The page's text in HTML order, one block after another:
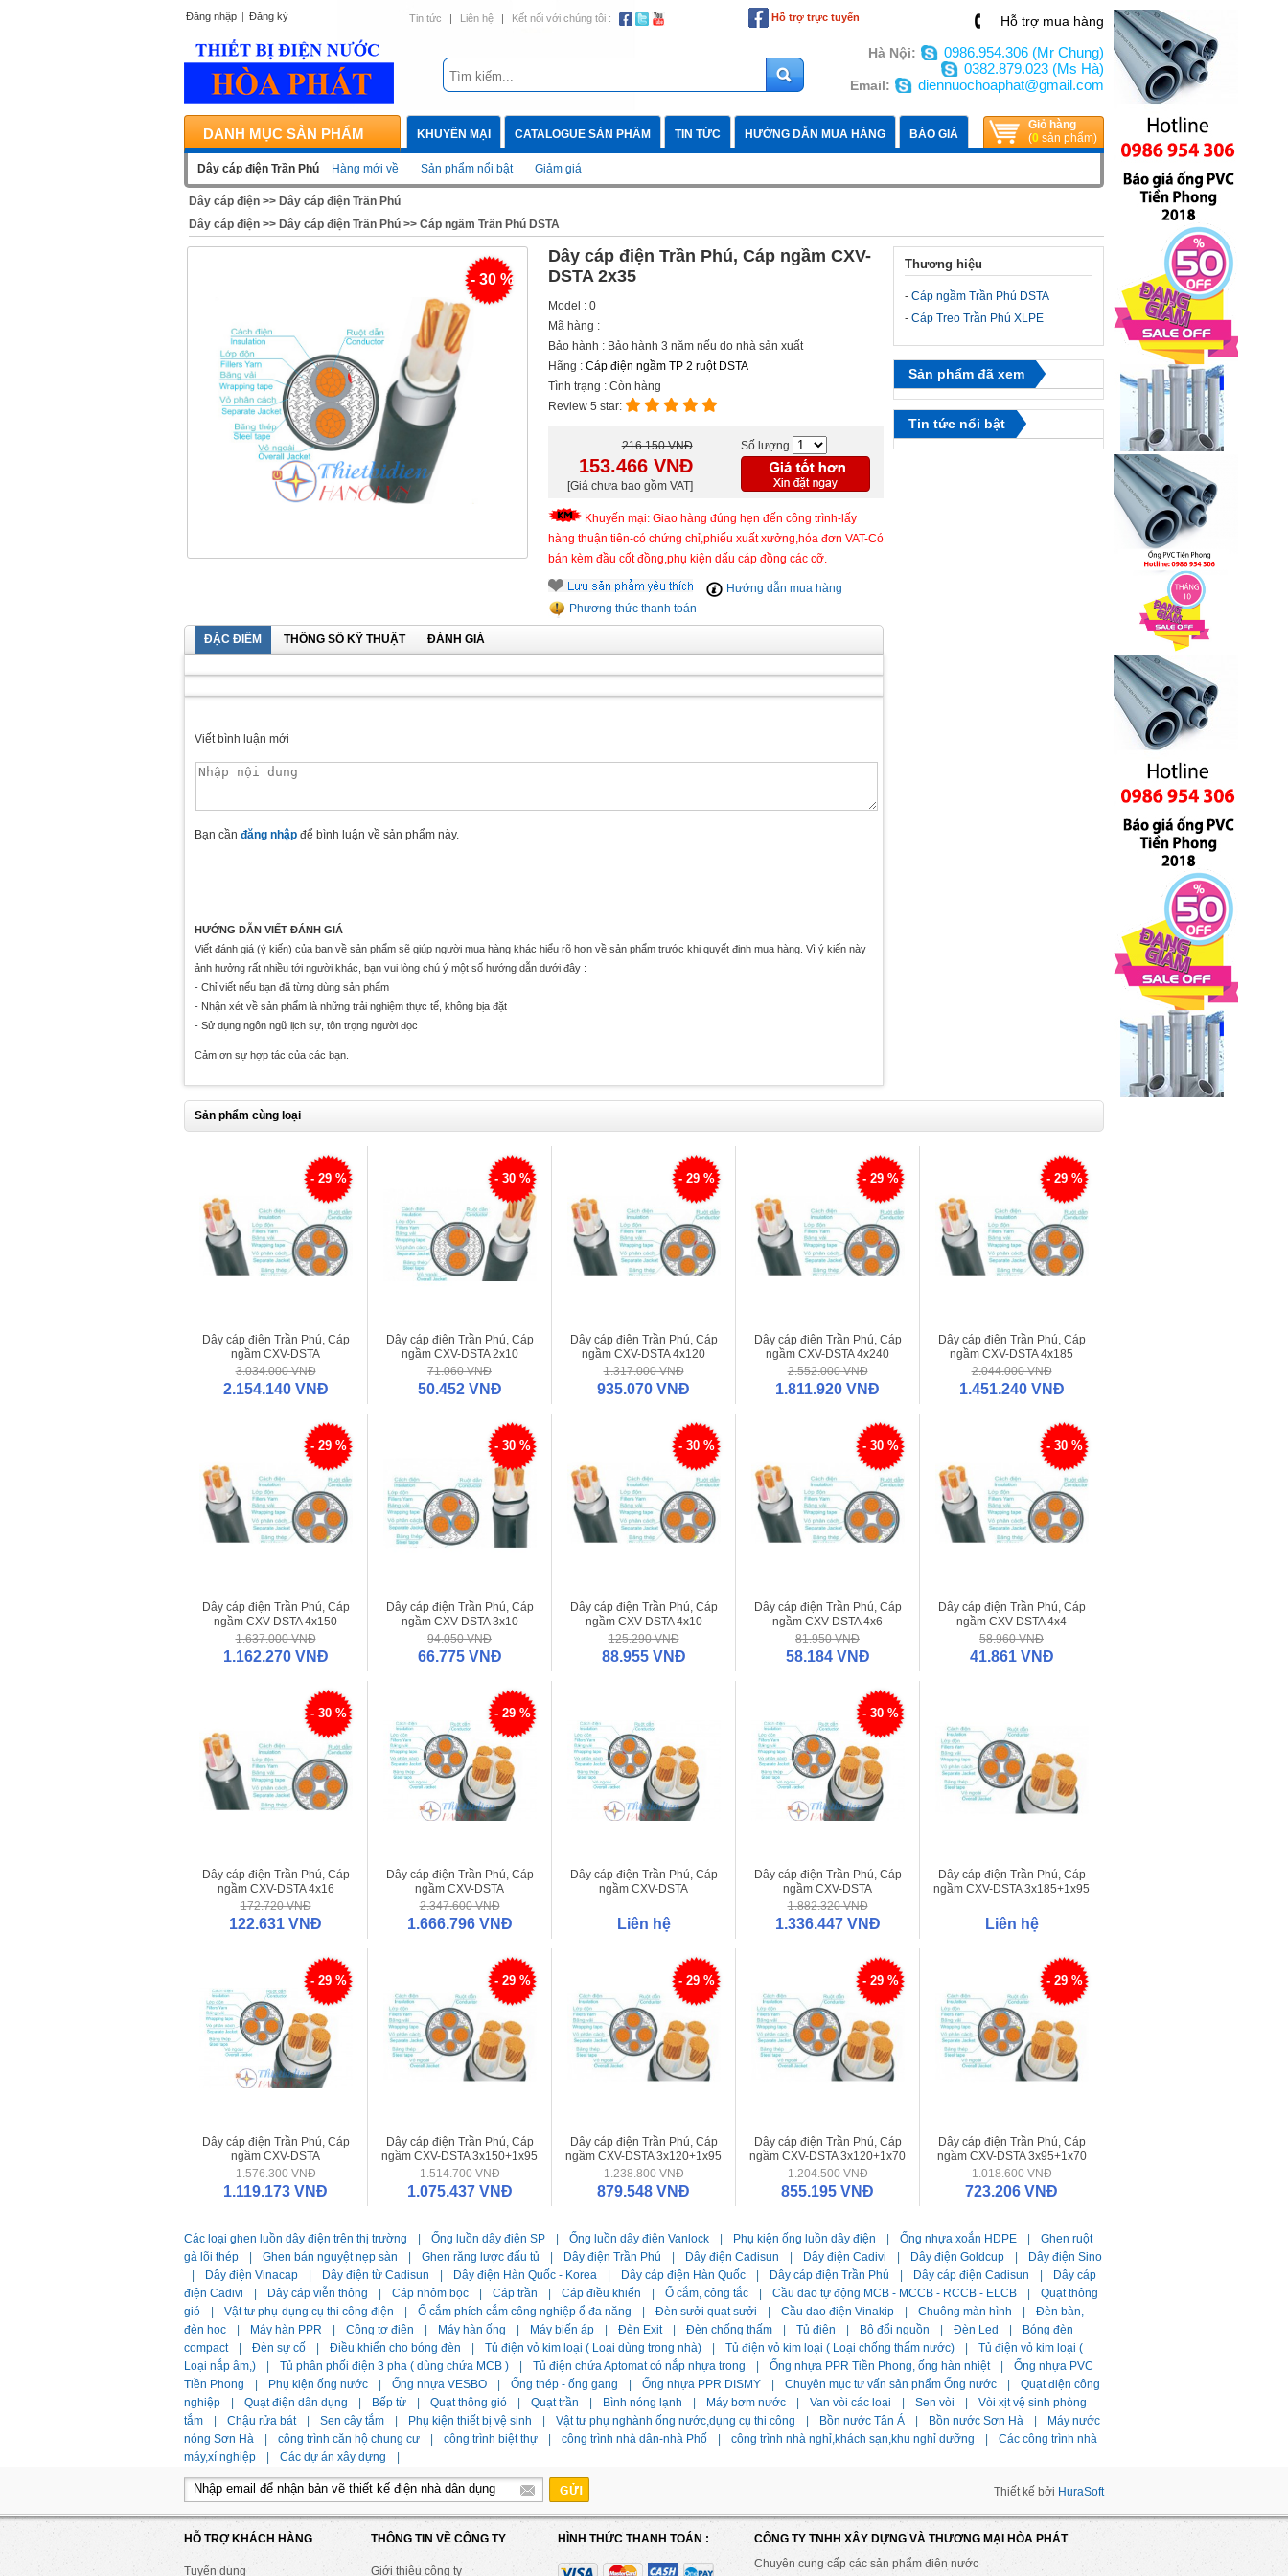
Đăng nhập | Đăng ký Tin tức | Liên hệ | Kết nối với chúng tôi : Hỗ trợ mua hàng
Hà Nội:
0986.954.306 (Mr Chung)
0382.879.023 (Ms Hà)
Email: diennuochoaphat@gmail.com
Hỗ trợ trực tuyến
DANH MỤC SẢN PHẨM KHUYẾN MẠI CATALOGUE SẢN PHẨM TIN TỨC HƯỚNG DẪN MUA HÀNG BÁO GIÁ
Giỏ hàng
(0 sản phẩm)
Dây cáp điện Trần Phú Hàng mới về Sản phẩm nổi bật Giảm giá
Dây cáp điện >> Dây cáp điện Trần Phú
Dây cáp điện >> Dây cáp điện Trần Phú >> Cáp ngầm Trần Phú DSTA
- 30 %
Dây cáp điện Trần Phú, Cáp ngầm CXV-
DSTA 2x35
Model : 0
Mã hàng :
Bảo hành : Bảo hành 3 năm nếu do nhà sản xuất
Hãng : Cáp điện ngầm TP 2 ruột DSTA
Tình trạng : Còn hàng
Review 5 star:
216.150 VNĐ
153.466 VNĐ
[Giá chưa bao gồm VAT]
Số lượng
Khuyến mại: Giao hàng đúng hẹn đến công trình-lấy
hàng thuận tiên-có chứng chỉ,phiếu xuất xưởng,hóa đơn VAT-Có
bán kèm đầu cốt đồng,phụ kiện dấu cáp đồng các cỡ.
Hướng dẫn mua hàng
Phương thức thanh toán
ĐẶC ĐIỂM THÔNG SỐ KỸ THUẬT ĐÁNH GIÁ
Viết bình luận mới
Bạn cần đăng nhập để bình luận về sản phẩm này.
HƯỚNG DẪN VIẾT ĐÁNH GIÁ
Viết đánh giá (ý kiến) của bạn về sản phẩm sẽ giúp người mua hàng khác hiểu rõ hơn về sản phẩm trước khi quyết định mua hàng. Vì ý kiến này
ảnh hưởng rất nhiều tới người khác, bạn vui lòng chú ý một số hướng dẫn dưới đây :
- Chỉ viết nếu bạn đã từng dùng sản phẩm
- Nhận xét về sản phẩm là những trải nghiệm thực tế, không bịa đặt
- Sử dụng ngôn ngữ lịch sự, tôn trọng người đọc
Cảm ơn sự hợp tác của các bạn.
Thương hiệu
- Cáp ngầm Trần Phú DSTA
- Cáp Treo Trần Phú XLPE
Sản phẩm đã xem
Tin tức nổi bật
Sản phẩm cùng loại
- 29 %
Dây cáp điện Trần Phú, Cáp
ngầm CXV-DSTA
3x300+1x185
3.034.000 VNĐ
2.154.140 VNĐ
- 30 %
Dây cáp điện Trần Phú, Cáp
ngầm CXV-DSTA 2x10
71.060 VNĐ
50.452 VNĐ
- 29 %
Dây cáp điện Trần Phú, Cáp
ngầm CXV-DSTA 4x120
1.317.000 VNĐ
935.070 VNĐ
- 29 %
Dây cáp điện Trần Phú, Cáp
ngầm CXV-DSTA 4x240
2.552.000 VNĐ
1.811.920 VNĐ
- 29 %
Dây cáp điện Trần Phú, Cáp
ngầm CXV-DSTA 4x185
2.044.000 VNĐ
1.451.240 VNĐ
- 29 %
Dây cáp điện Trần Phú, Cáp
ngầm CXV-DSTA 4x150
1.637.000 VNĐ
1.162.270 VNĐ
- 30 %
Dây cáp điện Trần Phú, Cáp
ngầm CXV-DSTA 3x10
94.050 VNĐ
66.775 VNĐ
- 30 %
Dây cáp điện Trần Phú, Cáp
ngầm CXV-DSTA 4x10
125.290 VNĐ
88.955 VNĐ
- 30 %
Dây cáp điện Trần Phú, Cáp
ngầm CXV-DSTA 4x6
81.950 VNĐ
58.184 VNĐ
- 30 %
Dây cáp điện Trần Phú, Cáp
ngầm CXV-DSTA 4x4
58.960 VNĐ
41.861 VNĐ
- 30 %
Dây cáp điện Trần Phú, Cáp
ngầm CXV-DSTA 4x16
172.720 VNĐ
122.631 VNĐ
- 29 %
Dây cáp điện Trần Phú, Cáp
ngầm CXV-DSTA
3x240+1x150
2.347.600 VNĐ
1.666.796 VNĐ
Dây cáp điện Trần Phú, Cáp
ngầm CXV-DSTA
Liên hệ
- 30 %
Dây cáp điện Trần Phú, Cáp
ngầm CXV-DSTA
3x185+1x120
1.882.320 VNĐ
1.336.447 VNĐ
Dây cáp điện Trần Phú, Cáp
ngầm CXV-DSTA 3x185+1x95
Liên hệ
- 29 %
Dây cáp điện Trần Phú, Cáp
ngầm CXV-DSTA
3x150+1x120
1.576.300 VNĐ
1.119.173 VNĐ
- 29 %
Dây cáp điện Trần Phú, Cáp
ngầm CXV-DSTA 3x150+1x95
1.514.700 VNĐ
1.075.437 VNĐ
- 29 %
Dây cáp điện Trần Phú, Cáp
ngầm CXV-DSTA 3x120+1x95
1.238.800 VNĐ
879.548 VNĐ
- 29 %
Dây cáp điện Trần Phú, Cáp
ngầm CXV-DSTA 3x120+1x70
1.204.500 VNĐ
855.195 VNĐ
- 29 %
Dây cáp điện Trần Phú, Cáp
ngầm CXV-DSTA 3x95+1x70
1.018.600 VNĐ
723.206 VNĐ
Các loại ghen luồn dây điện trên thị trường Ống luồn dây điện SP Ống luồn dây điện Vanlock Phụ kiện ống luồn dây điện Ống nhựa xoắn HDPE
Ghen ruột
gà lõi thép
Ghen bán nguyệt nẹp sàn Ghen răng lược đấu tủ Dây điện Trần Phú Dây điện Cadisun Dây điện Cadivi Dây điện Goldcup
Dây điện Sino
Dây điện Vinacap Dây điện từ Cadisun Dây điện Hàn Quốc - Korea Dây cáp điện Hàn Quốc Dây cáp điện Trần Phú Dây cáp điện Cadisun
Dây cáp
điện Cadivi
Dây cáp viễn thông Cáp nhôm bọc Cáp trần Cáp điều khiển Ổ cắm, công tắc Cầu dao tự động MCB - MCCB - RCCB - ELCB
Quạt thông
gió
Vật tư phụ-dụng cụ thi công điện Ổ cắm phích cắm công nghiệp ổ đa năng Đèn sưởi quạt sưởi Cầu dao điện Vinakip Chuông màn hình
Đèn bàn,
đèn học
Máy hàn PPR Công tơ điện Máy hàn ống Máy biến áp Đèn Exit Đèn chống thấm Tủ điện Bộ đổi nguồn Đèn Led
Bóng đèn
compact
Đèn sự cố Điều khiển cho bóng đèn Tủ điện vỏ kim loại ( Loại dùng trong nhà) Tủ điện vỏ kim loại ( Loại chống thấm nước)
Tủ điện vỏ kim loại (
Loại nắp âm,)
Tủ phân phối điện 3 pha ( dùng chứa MCB ) Tủ điện chứa Aptomat có nắp nhựa trong Ống nhựa PPR Tiền Phong, ống hàn nhiệt
Ống nhựa PVC
Tiền Phong
Phụ kiện ống nước Ống nhựa VESBO Ống thép - ống gang Ống nhựa PPR DISMY Chuyên mục tư vấn sản phẩm Ống nước
Quạt điện công
nghiệp
Quạt điện dân dụng Bếp từ Quạt thông gió Quạt trần Bình nóng lạnh Máy bơm nước Van vòi các loại Sen vòi
Vòi xịt vệ sinh phòng
tắm
Chậu rửa bát Sen cây tắm Phụ kiện thiết bị vệ sinh Vật tư phụ nghành ống nước,dụng cụ thi công Bồn nước Tân Á Bồn nước Sơn Hà
Máy nước
nóng Sơn Hà
công trình căn hộ chung cư công trình biệt thự công trình nhà dân-nhà Phố công trình nhà nghỉ,khách sạn,khu nghỉ dưỡng
Các công trình nhà
máy,xí nghiệp
Các dự án xây dựng
Thiết kế bởi HuraSoft
HỖ TRỢ KHÁCH HÀNG
Tuyển dụng
THÔNG TIN VỀ CÔNG TY
Giới thiệu công ty
HÌNH THỨC THANH TOÁN :
CÔNG TY TNHH XÂY DỰNG VÀ THƯƠNG MẠI HÒA PHÁT
Chuyên cung cấp các sản phẩm điên nước